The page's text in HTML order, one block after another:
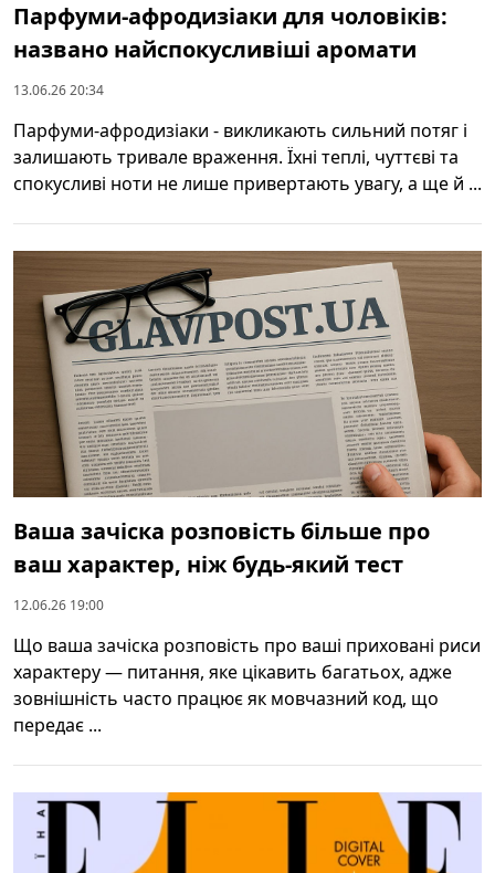
Парфуми-афродизіаки для чоловіків:
названо найспокусливіші аромати
13.06.26 20:34
Парфуми-афродизіаки - викликають сильний потяг і
залишають тривале враження. Їхні теплі, чуттєві та
спокусливі ноти не лише привертають увагу, а ще й ...
Ваша зачіска розповість більше про
ваш характер, ніж будь-який тест
12.06.26 19:00
Що ваша зачіска розповість про ваші приховані риси
характеру — питання, яке цікавить багатьох, адже
зовнішність часто працює як мовчазний код, що
передає ...